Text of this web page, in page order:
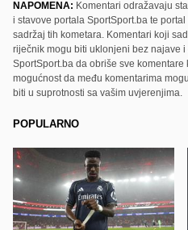
NAPOMENA: Komentari odražavaju
i stavove portala SportSport.ba te
sadržaj tih kometara. Komentari koji
riječnik mogu biti uklonjeni bez najave
SportSport.ba da obriše sve
mogućnost da među komentarima
biti u suprotnosti sa vašim uvjerenjima.
POPULARNO